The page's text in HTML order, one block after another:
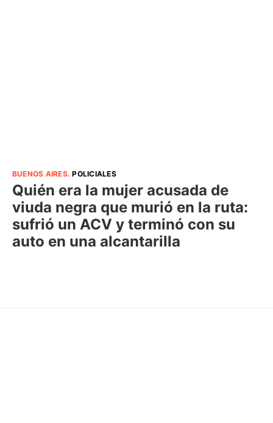
BUENOS AIRES.POLICIALES
Quién era la mujer acusada de
viuda negra que murió en la ruta:
sufrió un ACV y terminó con su
auto en una alcantarilla